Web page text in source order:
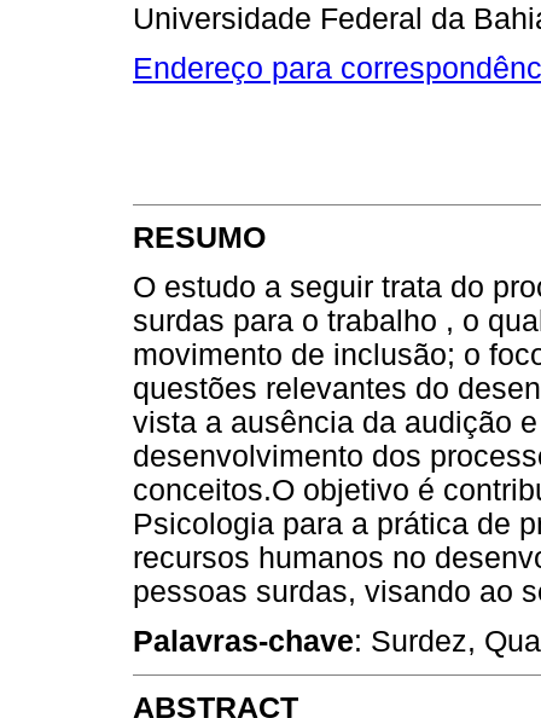
Universidade Federal da
Endereço para
RESUMO
O estudo a seguir trata do
surdas para o trabalho , o
movimento de inclusão; o
questões relevantes do
vista a ausência da audição
desenvolvimento dos
conceitos.O objetivo é
Psicologia para a prática de
recursos humanos no
pessoas surdas, visando ao
Palavras-chave: Surdez,
ABSTRACT